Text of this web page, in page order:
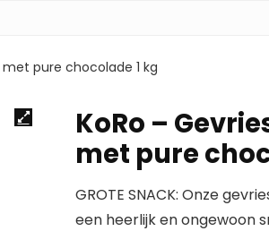
pure chocolade 1 kg
KoRo –
met pure
GROTE SNACK: Onze
een heerlijk en ongewoon